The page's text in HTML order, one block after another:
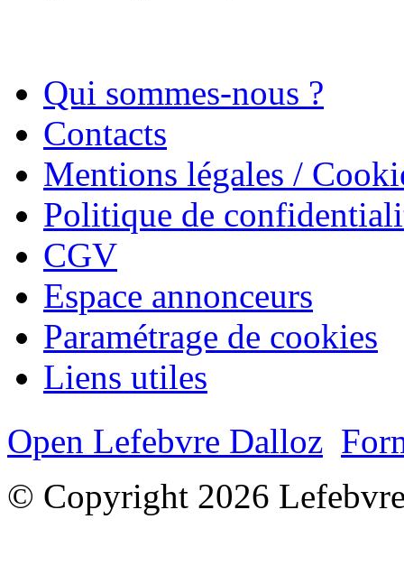
Qui sommes-nous ?
Contacts
Mentions légales /
Politique de
CGV
Espace annonceurs
Paramétrage de cookies
Liens utiles
Open Lefebvre Dalloz
© Copyright 2026